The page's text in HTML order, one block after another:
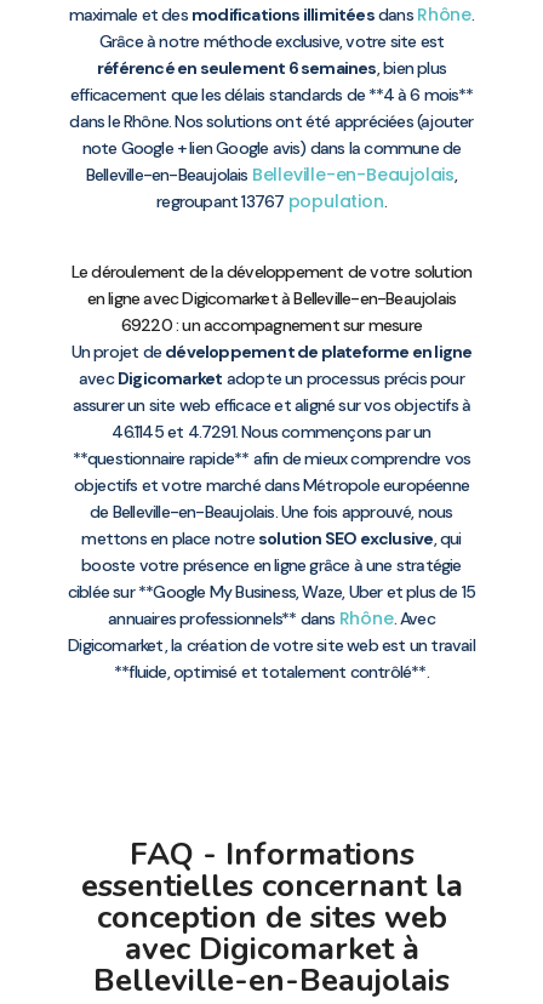
maximale et des modifications illimitéesdans Rhône.
Grâce à notre méthode exclusive, votre site est
référencé en seulement 6 semaines, bien plus
efficacement que les délais standards de **4 à 6 mois**
dans le Rhône. Nos solutions ont été appréciées (ajouter
note Google + lien Google avis) dans la commune de
Belleville-en-Beaujolais Belleville-en-Beaujolais,
regroupant 13767 population.
Le déroulement de la développement de votre solution
en ligne avec Digicomarket à Belleville-en-Beaujolais
69220 : un accompagnement sur mesure
Un projet de développement de plateforme en ligne
avecDigicomarket adopte un processus précis pour
assurer un site web efficace et aligné sur vos objectifs à
46.1145 et 4.7291. Nous commençons par un
**questionnaire rapide** afin de mieux comprendre vos
objectifs et votre marché dans Métropole européenne
de Belleville-en-Beaujolais. Une fois approuvé, nous
mettons en place notre solution SEO exclusive, qui
booste votre présence en ligne grâce à une stratégie
ciblée sur **Google My Business, Waze, Uber et plus de 15
annuaires professionnels** dans Rhône. Avec
Digicomarket, la création de votre site web est un travail
**fluide, optimisé et totalement contrôlé**.
FAQ - Informations
essentielles concernant la
conception de sites web
avec Digicomarket à
Belleville-en-Beaujolais